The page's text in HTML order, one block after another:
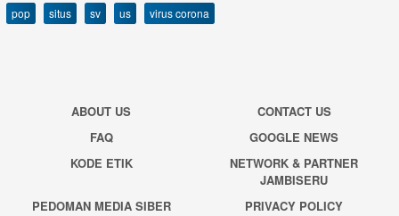
pop
situs sv us virus corona
ABOUT US
CONTACT US
FAQ
GOOGLE NEWS
KODE ETIK
NETWORK & PARTNER
JAMBISERU
PEDOMAN MEDIA SIBER
PRIVACY POLICY